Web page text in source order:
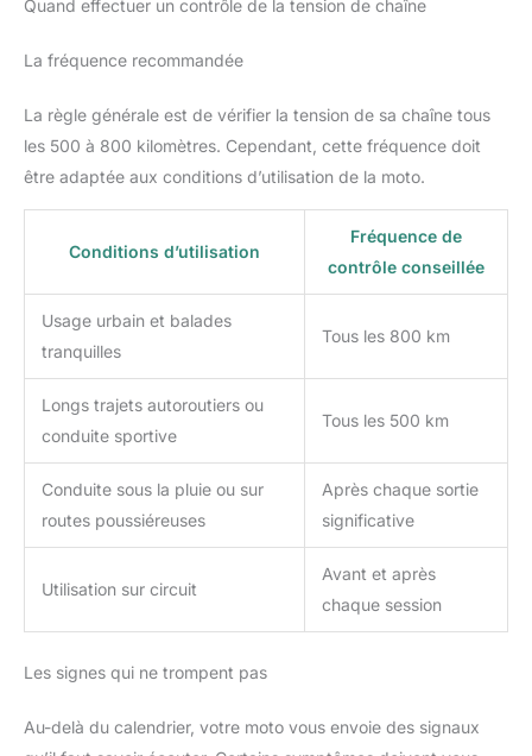
transmet plus de puissance
jusqu'à la roue. Pour la beauté
d’utilisation : quand elle est
bien nettoyée et graissée, une
chaîne ça en jette ! Et elle fait
IPONE, 100 % MOTORCYCLE :
des lubrifiants, des produits de
les deux roues aux
route ou en tout-terrain.
! Et elle fait moins de bruit au roulage. IPONE, 100 %
aux performances haut de gamme pour satisfaire les
Quand effectuer un contrôle de la tension de chaîne
La fréquence recommandée
La règle générale est de vérifier la tension de sa chaîne tous
les 500 à 800 kilomètres. Cependant, cette fréquence doit
être adaptée aux conditions d’utilisation de la moto.
Conditions d’utilisation
Fréquence de
contrôle conseillée
Usage urbain et balades
tranquilles
Tous les 800 km
Longs trajets autoroutiers ou
conduite sportive
Tous les 500 km
Conduite sous la pluie ou sur
routes poussiéreuses
Après chaque sortie
significative
Utilisation sur circuit
Avant et après
chaque session
Les signes qui ne trompent pas
Au-delà du calendrier, votre moto vous envoie des signaux